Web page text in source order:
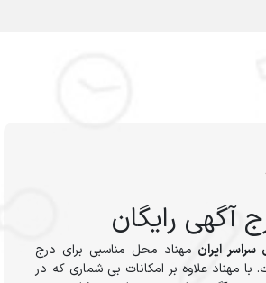
آگهی رایگان
ایران مهناد محل مناسبی برای درج
مهناد علاوه بر امکانات بی شماری که در